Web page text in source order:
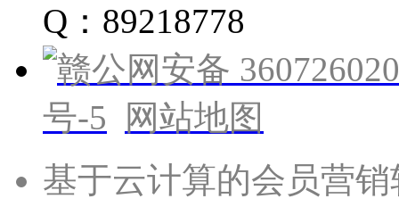
Q：89218778
赣公网安备
号-5
网站地图
基于云计算的会员营